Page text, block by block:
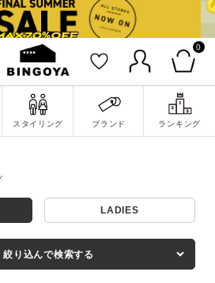
0
スタイリング ブランド ランキング
詳細検索
LADIES
絞り込んで検索する